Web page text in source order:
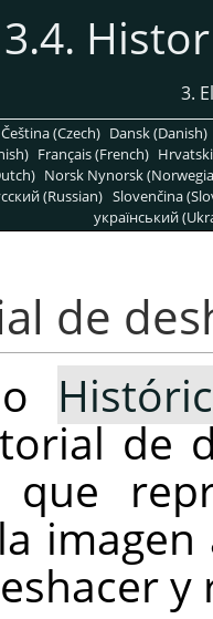
3.4.
3.
Čeština (Czech) Dansk (Danish)
Français (French)
Norsk Nynorsk
(Russian) Slovenčina
український
de
de
que
y